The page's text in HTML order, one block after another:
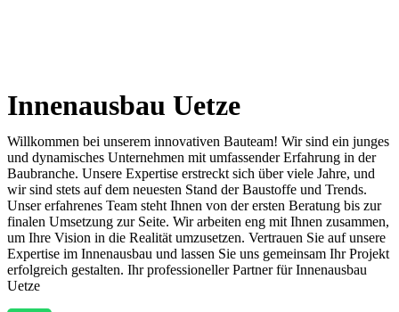
Innenausbau Uetze
Willkommen bei unserem innovativen Bauteam! Wir sind ein junges
und dynamisches Unternehmen mit umfassender Erfahrung in der
Baubranche. Unsere Expertise erstreckt sich über viele Jahre, und
wir sind stets auf dem neuesten Stand der Baustoffe und Trends.
Unser erfahrenes Team steht Ihnen von der ersten Beratung bis zur
finalen Umsetzung zur Seite. Wir arbeiten eng mit Ihnen zusammen,
um Ihre Vision in die Realität umzusetzen. Vertrauen Sie auf unsere
Expertise im Innenausbau und lassen Sie uns gemeinsam Ihr Projekt
erfolgreich gestalten. Ihr professioneller Partner für Innenausbau
Uetze